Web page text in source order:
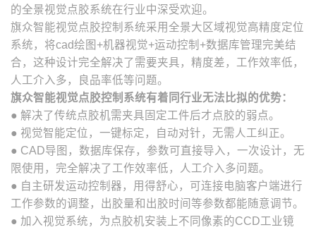
的全景视觉点胶系统在行业中深受欢迎。
旗众智能视觉点胶控制系统采用全景大区域视觉高精度定位
系统，将cad绘图+机器视觉+运动控制+数据库管理完美结
合，这种设计完全解决了需要夹具，精度差，工作效率低，
人工介入多，良品率低等问题。
旗众智能视觉点胶控制系统有着同行业无法比拟的优势：
● 解决了传统点胶机需夹具固定工件后才点胶的弱点。
● 视觉智能定位，一键标定，自动对针，无需人工纠正。
● CAD导图，数据库保存，参数可直接导入，一次设计，无
限使用，完全解决了工作效率低，人工介入多问题。
● 自主研发运动控制器，用得舒心，可连接电脑客户端进行
工作参数的调整，出胶量和出胶时间等参数都能随意调节。
● 加入视觉系统，为点胶机安装上不同像素的CCD工业镜